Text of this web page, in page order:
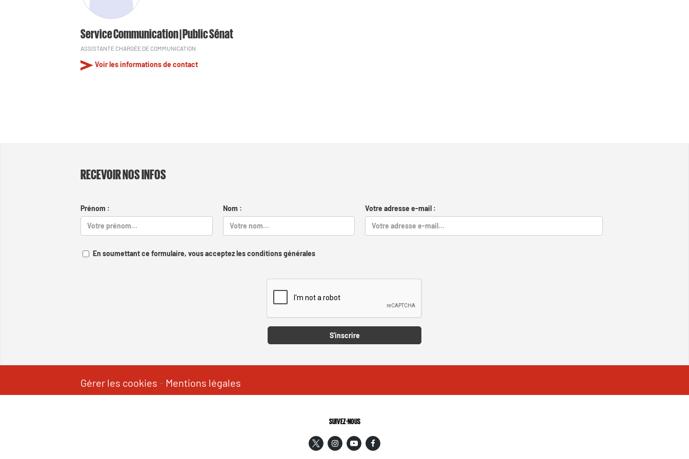
Service Communication | Public Sénat
ASSISTANTE CHARGÉE DE COMMUNICATION
Voir les informations de contact
RECEVOIR NOS INFOS
Prénom : Nom : Votre adresse e-mail :
En soumettant ce formulaire, vous acceptez les conditions générales
S'inscrire
Gérer les cookies - Mentions légales
SUIVEZ-NOUS